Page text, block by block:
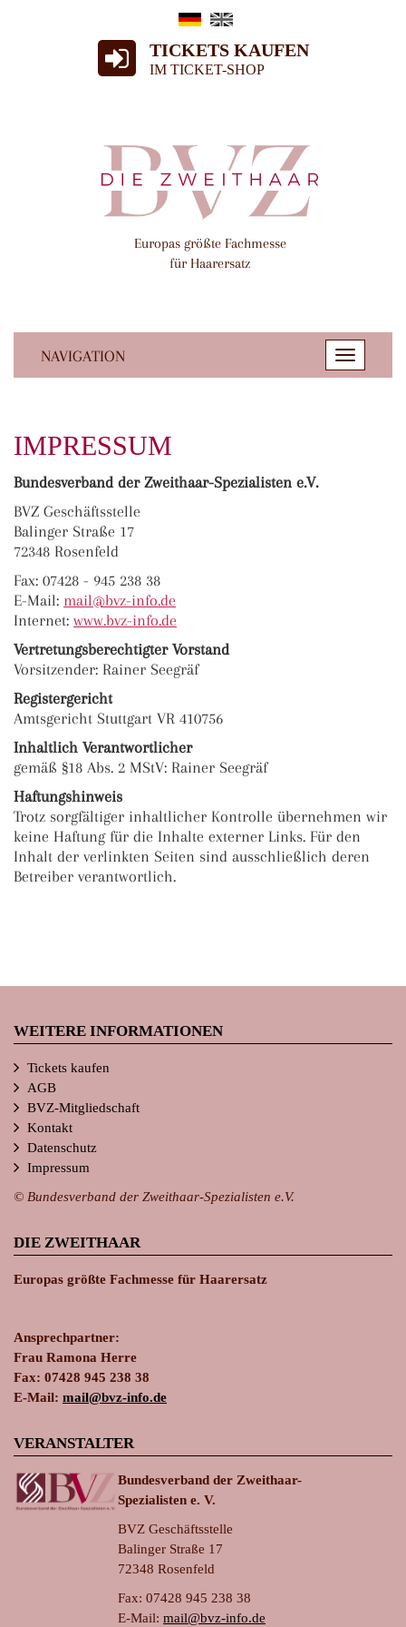
TICKETS KAUFEN
IM TICKET-SHOP
Europas größte Fachmesse
für Haarersatz
NAVIGATION
Toggle
IMPRESSUM
Bundesverband der Zweithaar-Spezialisten e.V.
BVZ Geschäftsstelle
Balinger Straße 17
72348 Rosenfeld
Fax: 07428 - 945 238 38
E-Mail: mail@bvz-info.de
Internet: www.bvz-info.de
Vertretungsberechtigter Vorstand
Vorsitzender: Rainer Seegräf
Registergericht
Amtsgericht Stuttgart VR 410756
Inhaltlich Verantwortlicher
gemäß §18 Abs. 2 MStV: Rainer Seegräf
Haftungshinweis
Trotz sorgfältiger inhaltlicher Kontrolle übernehmen wir
keine Haftung für die Inhalte externer Links. Für den
Inhalt der verlinkten Seiten sind ausschließlich deren
Betreiber verantwortlich.
WEITERE INFORMATIONEN
Tickets kaufen
AGB
BVZ-Mitgliedschaft
Kontakt
Datenschutz
Impressum
© Bundesverband der Zweithaar-Spezialisten e.V.
DIE ZWEITHAAR
Europas größte Fachmesse für Haarersatz
Ansprechpartner:
Frau Ramona Herre
Fax: 07428 945 238 38
E-Mail: mail@bvz-info.de
VERANSTALTER
Bundesverband der Zweithaar-
Spezialisten e. V.
BVZ Geschäftsstelle
Balinger Straße 17
72348 Rosenfeld
Fax: 07428 945 238 38
E-Mail: mail@bvz-info.de